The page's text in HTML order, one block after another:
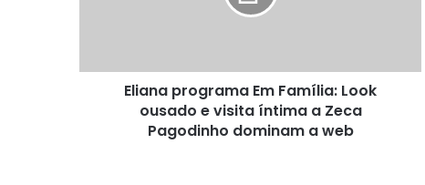
o
Eliana programa Em Família: Look
ousado e visita íntima a Zeca
Pagodinho dominam a web